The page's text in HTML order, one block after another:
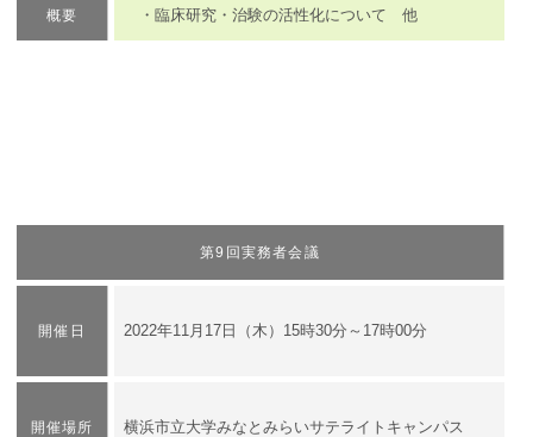
概要 ・臨床研究・治験の活性化について 他
第9回実務者会議
開催日 2022年11月17日（木）15時30分～17時00分
開催場所 横浜市立大学みなとみらいサテライトキャンパス